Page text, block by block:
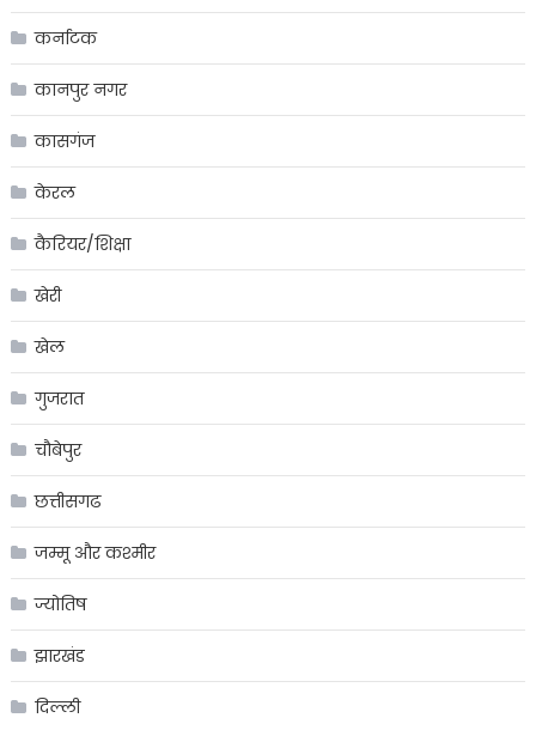
कर्नाटक
कानपुर नगर
कासगंज
केरल
कैरियर/शिक्षा
खेरी
खेल
गुजरात
चौबेपुर
छत्तीसगढ
जम्मू और कश्मीर
ज्योतिष
झारखंड
दिल्ली